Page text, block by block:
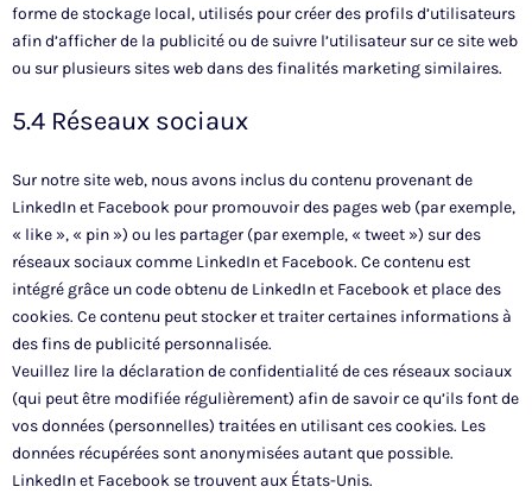
forme de stockage local, utilisés pour créer des profils d’utilisateurs
afin d’afficher de la publicité ou de suivre l’utilisateur sur ce site web
ou sur plusieurs sites web dans des finalités marketing similaires.
5.4 Réseaux sociaux
Sur notre site web, nous avons inclus du contenu provenant de
LinkedIn et Facebook pour promouvoir des pages web (par exemple,
« like », « pin ») ou les partager (par exemple, « tweet ») sur des
réseaux sociaux comme LinkedIn et Facebook. Ce contenu est
intégré grâce un code obtenu de LinkedIn et Facebook et place des
cookies. Ce contenu peut stocker et traiter certaines informations à
des fins de publicité personnalisée.
Veuillez lire la déclaration de confidentialité de ces réseaux sociaux
(qui peut être modifiée régulièrement) afin de savoir ce qu’ils font de
vos données (personnelles) traitées en utilisant ces cookies. Les
données récupérées sont anonymisées autant que possible.
LinkedIn et Facebook se trouvent aux États-Unis.